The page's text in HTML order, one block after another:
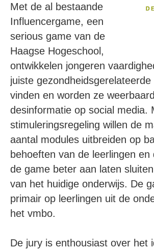
Met de al bestaande
Influencergame, een
serious game van de
Haagse Hogeschool,
ontwikkelen jongeren
juiste
vinden en worden ze
desinformatie op social media.
stimuleringsregeling willen de
aantal modules uitbreiden op
behoeften van de leerlingen en
de game beter aan laten
van het huidige onderwijs. De
primair op leerlingen uit de
het vmbo.
De jury is enthousiast over het